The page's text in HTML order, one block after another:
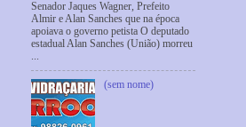
Senador Jaques Wagner, Prefeito
Almir e Alan Sanches que na época
apoiava o governo petista O deputado
estadual Alan Sanches (União) morreu
...
(sem nome)